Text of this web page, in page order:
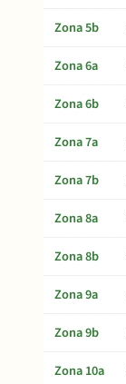
Zona 5b
Zona 6a
Zona 6b
Zona 7a
Zona 7b
Zona 8a
Zona 8b
Zona 9a
Zona 9b
Zona 10a